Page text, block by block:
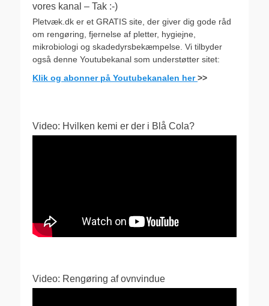
vores kanal – Tak :-)
Pletvæk.dk er et GRATIS site, der giver dig gode råd
om rengøring, fjernelse af pletter, hygiejne,
mikrobiologi og skadedyrsbekæmpelse. Vi tilbyder
også denne Youtubekanal som understøtter sitet:
Klik og abonner på Youtubekanalen her>>
Video: Hvilken kemi er der i Blå Cola?
Video: Rengøring af ovnvindue